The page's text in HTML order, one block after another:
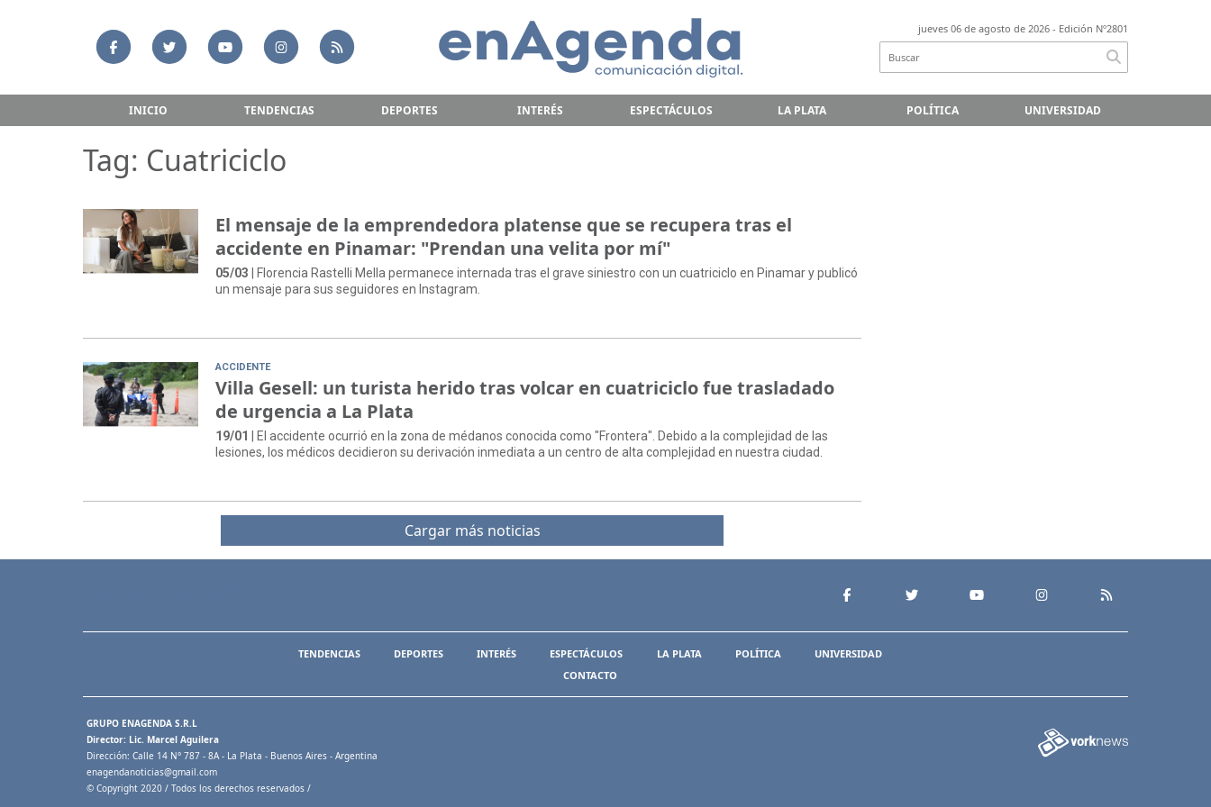
jueves 06 de agosto de 2026 - Edición Nº2801
INICIO TENDENCIAS DEPORTES INTERÉS ESPECTÁCULOS LA PLATA POLÍTICA UNIVERSIDAD
Tag: Cuatriciclo
El mensaje de la emprendedora platense que se recupera tras el
accidente en Pinamar: "Prendan una velita por mí"
05/03 | Florencia Rastelli Mella permanece internada tras el grave siniestro con un cuatriciclo en Pinamar y publicó
un mensaje para sus seguidores en Instagram.
ACCIDENTE
Villa Gesell: un turista herido tras volcar en cuatriciclo fue trasladado
de urgencia a La Plata
19/01
| El accidente ocurrió en la zona de médanos conocida como "Frontera". Debido a la complejidad de las
lesiones, los médicos decidieron su derivación inmediata a un centro de alta complejidad en nuestra ciudad.
Cargar más noticias
TENDENCIAS DEPORTES INTERÉS ESPECTÁCULOS LA PLATA POLÍTICA
UNIVERSIDAD
CONTACTO
GRUPO ENAGENDA S.R.L
Director: Lic. Marcel Aguilera
Dirección: Calle 14 N° 787 - 8A - La Plata - Buenos Aires - Argentina
enagendanoticias@gmail.com
© Copyright 2020 / Todos los derechos reservados /